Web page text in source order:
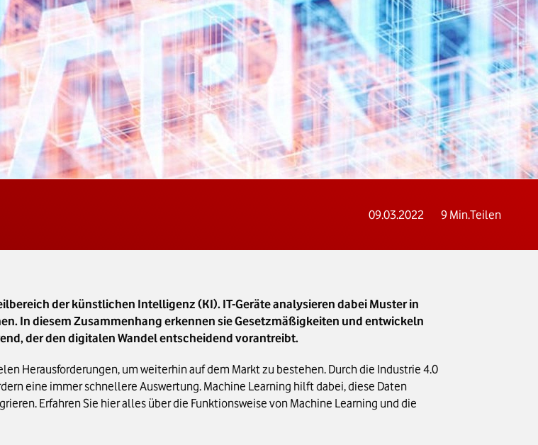
09.03.2022 9Min.Teilen
der künstlichen Intelligenz (KI). IT-Geräte analysieren dabei Muster in
In diesem Zusammenhang erkennen sie Gesetzmäßigkeiten und entwickeln
der den digitalen Wandel entscheidend vorantreibt.
Herausforderungen, um weiterhin auf dem Markt zu bestehen. Durch die Industrie 4.0
eine immer schnellere Auswertung. Machine Learning hilft dabei, diese Daten
Erfahren Sie hier alles über die Funktionsweise von Machine Learning und die